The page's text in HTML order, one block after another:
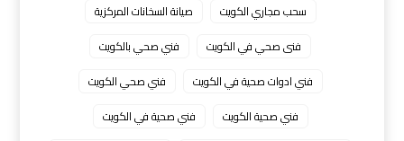
سحب مجاري الكويت
صيانة السخانات المركزية
فنى صحي في الكويت
فني صحي بالكويت
فني ادوات صحية في الكويت
فني صحي الكويت
فني صحية الكويت
فني صحية في الكويت